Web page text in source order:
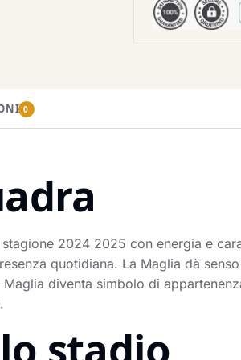
0
2024 2025 con energia e
quotidiana. La Maglia dà
diventa simbolo di